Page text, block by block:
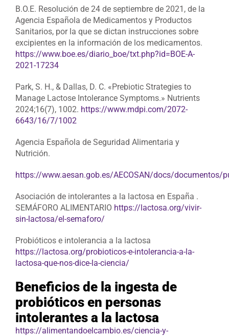
B.O.E. Resolución de 24 de septiembre de 2021, de la
Agencia Española de Medicamentos y Productos
Sanitarios, por la que se dictan instrucciones sobre
excipientes en la información de los medicamentos.
https://www.boe.es/diario_boe/txt.php?id=BOE-A-
2021-17234
Park, S. H., & Dallas, D. C. «Prebiotic Strategies to
Manage Lactose Intolerance Symptoms.» Nutrients
2024;16(7), 1002. https://www.mdpi.com/2072-
6643/16/7/1002
Agencia Española de Seguridad Alimentaria y
Nutrición.
https://www.aesan.gob.es/AECOSAN/docs/
Asociación de intolerantes a la lactosa en España .
SEMÁFORO ALIMENTARIO https://lactosa.org/vivir-
sin-lactosa/el-semaforo/
Probióticos e intolerancia a la lactosa
https://lactosa.org/probioticos-e-intolerancia-a-la-
lactosa-que-nos-dice-la-ciencia/
Beneficios de la ingesta de
probióticos en personas
intolerantes a la lactosa
https://alimentandoelcambio.es/ciencia-y-